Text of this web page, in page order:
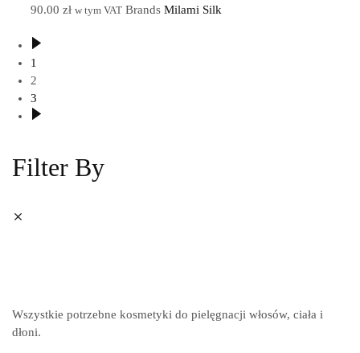
90.00 zł w tym VATBrands Milami Silk
1
2
3
Filter By
Wszystkie potrzebne kosmetyki do pielęgnacji włosów, ciała i
dłoni.